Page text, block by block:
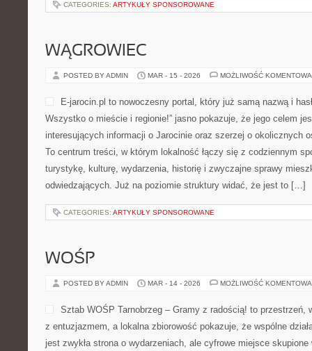
CATEGORIES: ARTYKUŁY SPONSOROWANE
WĄGROWIEC
POSTED BY ADMIN MAR - 15 - 2026 MOŻLIWOŚĆ
E-jarocin.pl to nowoczesny portal, który już samą nazwą i
Wszystko o mieście i regionie!” jasno pokazuje, że jego celem
interesujących informacji o Jarocinie oraz szerzej o okolicznych
To centrum treści, w którym lokalność łączy się z codziennym
turystykę, kulturę, wydarzenia, historię i zwyczajne sprawy
odwiedzających. Już na poziomie struktury widać, że jest to […]
CATEGORIES: ARTYKUŁY SPONSOROWANE
WOŚP
POSTED BY ADMIN MAR - 14 - 2026 MOŻLIWOŚĆ
Sztab WOŚP Tarnobrzeg – Gramy z radością! to przestrzeń,
z entuzjazmem, a lokalna zbiorowość pokazuje, że wspólne
jest zwykła strona o wydarzeniach, ale cyfrowe miejsce skupione